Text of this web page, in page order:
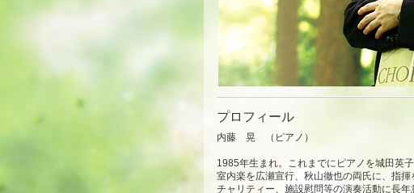
プロフィール
内藤 晃 （ピアノ）
1985年生まれ。これまでにピアノを城田英
室内楽を広瀬宣行、秋山徹也の両氏に、指揮
チャリティー、施設慰問等の演奏活動に長